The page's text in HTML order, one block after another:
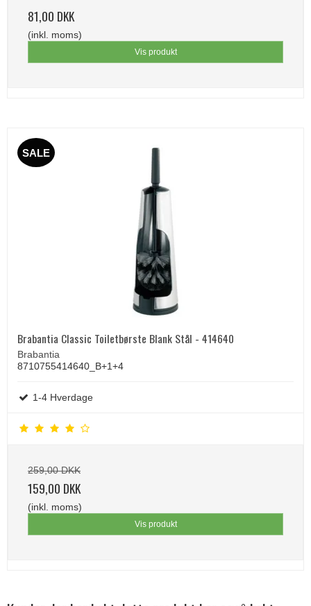
81,00 DKK
(inkl. moms)
Vis produkt
SALE
Brabantia Classic Toiletbørste Blank Stål - 414640
Brabantia
8710755414640_B+1+4
1-4 Hverdage
259,00 DKK
159,00 DKK
(inkl. moms)
Vis produkt